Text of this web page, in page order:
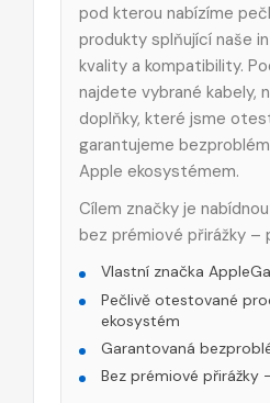
pod kterou nabízíme
produkty splňující naše
kvality a kompatibility.
najdete vybrané kabely,
doplňky, které jsme
garantujeme
Apple ekosystémem.
Cílem značky je
bez prémiové přirážky –
Vlastní značka
Pečlivě otestované
ekosystém
Garantovaná
Bez prémiové přirážky